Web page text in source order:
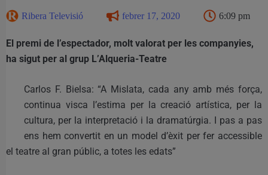
Ribera Televisió febrer 17, 2020 6:09 pm
El premi de l’espectador, molt valorat per les companyies,
ha sigut per al grup L’Alqueria-Teatre
Carlos F. Bielsa: “A Mislata, cada any amb més força,
continua visca l’estima per la creació artística, per la
cultura, per la interpretació i la dramatúrgia. I pas a pas
ens hem convertit en un model d’èxit per fer accessible
el teatre al gran públic, a totes les edats”